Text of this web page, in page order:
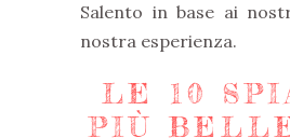
Salento in base ai
nostra esperienza.
LE 10
PIÙ